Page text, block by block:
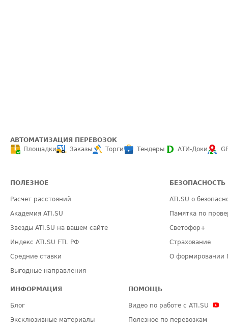
АВТОМАТИЗАЦИЯ ПЕРЕВОЗОК
Площадки
Заказы Торги Тендеры АТИ-Доки
ПОЛЕЗНОЕ
Расчет расстояний
Академия ATI.SU
Звезды ATI.SU на вашем сайте
Индекс ATI.SU FTL РФ
Средние ставки
Выгодные направления
БЕЗОПАСНОСТЬ
ATI.SU о
Памятка по
Светофор+
Страхование
О формировании
ИНФОРМАЦИЯ
Блог
Эксклюзивные материалы
ПОМОЩЬ
Видео по работе с ATI.SU
Полезное по перевозкам